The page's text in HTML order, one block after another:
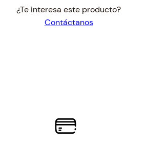
was:
$36.71.
is:
$33.99.
¿Te interesa este producto?
Contáctanos